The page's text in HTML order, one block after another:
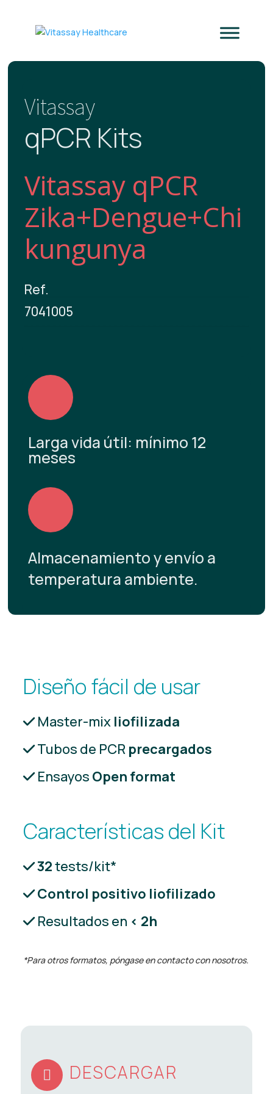
Vitassay
qPCR Kits
Vitassay qPCR
Zika+Dengue+Chi
kungunya
Ref.
7041005
Larga vida útil: mínimo 12
meses
Almacenamiento y envío a
temperatura ambiente.
Diseño fácil de usar
Master-mix liofilizada
Tubos de PCR precargados
Ensayos Open format
Características del Kit
32tests/kit*
Control positivo liofilizado
Resultados en < 2h
*Para otros formatos, póngase en contacto con nosotros.
 DESCARGAR